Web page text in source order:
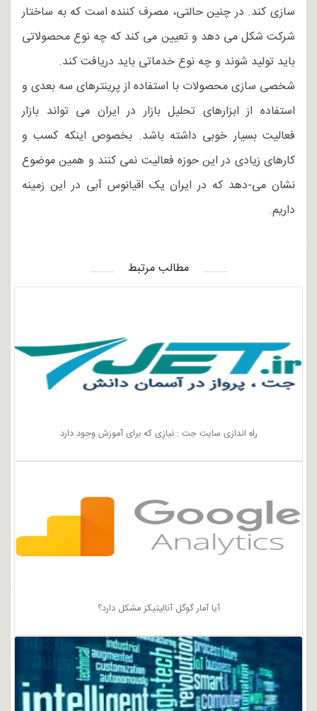
سازی کند. در چنین حالتی، مصرف کننده است که به ساختار
شرکت شکل می دهد و تعیین می کند که چه نوع محصولاتی
باید تولید شوند و چه نوع خدماتی باید دریافت کند.
شخصی سازی محصولات با استفاده از پرینترهای سه بعدی و
استفاده از ابزارهای تحلیل بازار در ایران می تواند بازار
فعالیت بسیار خوبی داشته باشد. بخصوص اینکه کسب و
کارهای زیادی در این حوزه فعالیت نمی کنند و همین موضوع
نشان می-دهد که در ایران یک اقیانوس آبی در این زمینه
داریم.
مطالب مرتبط
راه اندازی سایت جت : نیازی که برای آموزش وجود دارد
آیا آمار گوگل آنالیتیکز مشکل دارد؟